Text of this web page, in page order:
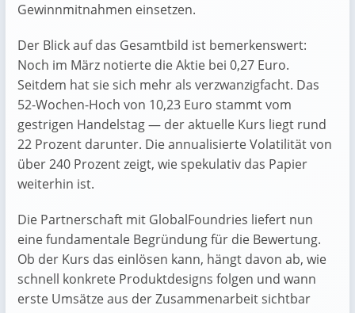
Gewinnmitnahmen einsetzen.
Der Blick auf das Gesamtbild ist bemerkenswert:
Noch im März notierte die Aktie bei 0,27 Euro.
Seitdem hat sie sich mehr als verzwanzigfacht. Das
52-Wochen-Hoch von 10,23 Euro stammt vom
gestrigen Handelstag — der aktuelle Kurs liegt rund
22 Prozent darunter. Die annualisierte Volatilität von
über 240 Prozent zeigt, wie spekulativ das Papier
weiterhin ist.
Die Partnerschaft mit GlobalFoundries liefert nun
eine fundamentale Begründung für die Bewertung.
Ob der Kurs das einlösen kann, hängt davon ab, wie
schnell konkrete Produktdesigns folgen und wann
erste Umsätze aus der Zusammenarbeit sichtbar